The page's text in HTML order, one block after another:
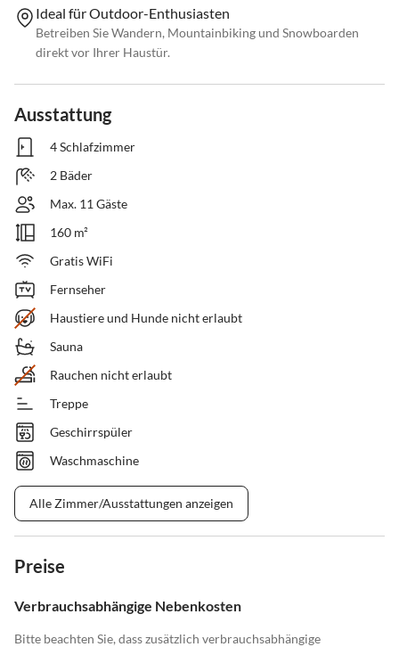
Ideal für Outdoor-Enthusiasten
Betreiben Sie Wandern, Mountainbiking und Snowboarden
direkt vor Ihrer Haustür.
Ausstattung
4 Schlafzimmer
2 Bäder
Max. 11 Gäste
160 m²
Gratis WiFi
Fernseher
Haustiere und Hunde nicht erlaubt
Sauna
Rauchen nicht erlaubt
Treppe
Geschirrspüler
Waschmaschine
Alle Zimmer/Ausstattungen anzeigen
Preise
Verbrauchsabhängige Nebenkosten
Bitte beachten Sie, dass zusätzlich verbrauchsabhängige